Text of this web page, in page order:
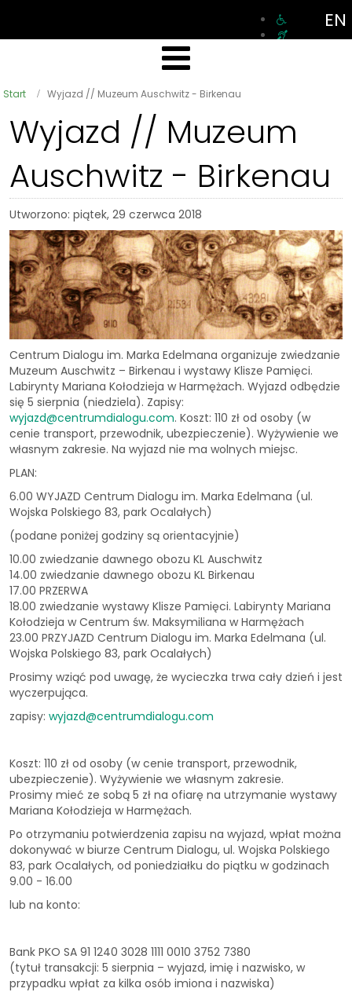
EN
Start Wyjazd // Muzeum Auschwitz - Birkenau
Wyjazd // Muzeum
Auschwitz - Birkenau
Utworzono: piątek, 29 czerwca 2018
Centrum Dialogu im. Marka Edelmana organizuje zwiedzanie
Muzeum Auschwitz – Birkenau i wystawy Klisze Pamięci.
Labirynty Mariana Kołodzieja w Harmężach. Wyjazd odbędzie
się 5 sierpnia (niedziela). Zapisy:
wyjazd@centrumdialogu.com. Koszt: 110 zł od osoby (w
cenie transport, przewodnik, ubezpieczenie). Wyżywienie we
własnym zakresie. Na wyjazd nie ma wolnych miejsc.
PLAN:
6.00 WYJAZD Centrum Dialogu im. Marka Edelmana (ul.
Wojska Polskiego 83, park Ocalałych)
(podane poniżej godziny są orientacyjnie)
10.00 zwiedzanie dawnego obozu KL Auschwitz
14.00 zwiedzanie dawnego obozu KL Birkenau
17.00 PRZERWA
18.00 zwiedzanie wystawy Klisze Pamięci. Labirynty Mariana
Kołodzieja w Centrum św. Maksymiliana w Harmężach
23.00 PRZYJAZD Centrum Dialogu im. Marka Edelmana (ul.
Wojska Polskiego 83, park Ocalałych)
Prosimy wziąć pod uwagę, że wycieczka trwa cały dzień i jest
wyczerpująca.
zapisy: wyjazd@centrumdialogu.com
Koszt: 110 zł od osoby (w cenie transport, przewodnik,
ubezpieczenie). Wyżywienie we własnym zakresie.
Prosimy mieć ze sobą 5 zł na ofiarę na utrzymanie wystawy
Mariana Kołodzieja w Harmężach.
Po otrzymaniu potwierdzenia zapisu na wyjazd, wpłat można
dokonywać w biurze Centrum Dialogu, ul. Wojska Polskiego
83, park Ocalałych, od poniedziałku do piątku w godzinach
9.00 - 16.00
lub na konto:
Bank PKO SA 91 1240 3028 1111 0010 3752 7380
(tytuł transakcji: 5 sierpnia – wyjazd, imię i nazwisko, w
przypadku wpłat za kilka osób imiona i nazwiska)